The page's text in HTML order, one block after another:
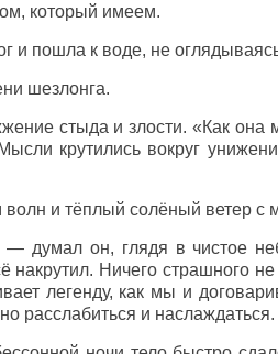
который имеем.
и пошла к воде, не
шезлонга.
стыда и злости. «Как она
крутились вокруг
и тёплый солёный ветер с
— думал он, глядя в чистое
Ничего страшного
легенду, как мы и
расслабиться и